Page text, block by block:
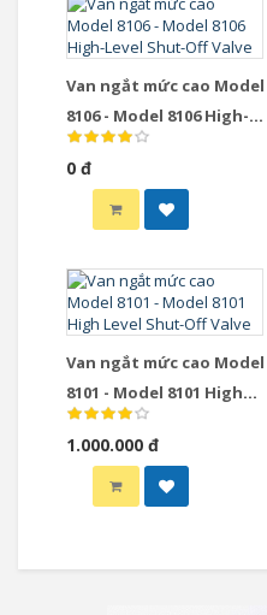
Van ngắt mức cao Model
8106 - Model 8106 High-
Level Shut-Off Valve
0 đ
Van ngắt mức cao Model
8101 - Model 8101 High
Level Shut-Off Valve
1.000.000 đ